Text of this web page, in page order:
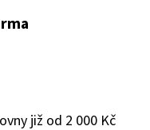
již od 2 000 Kč